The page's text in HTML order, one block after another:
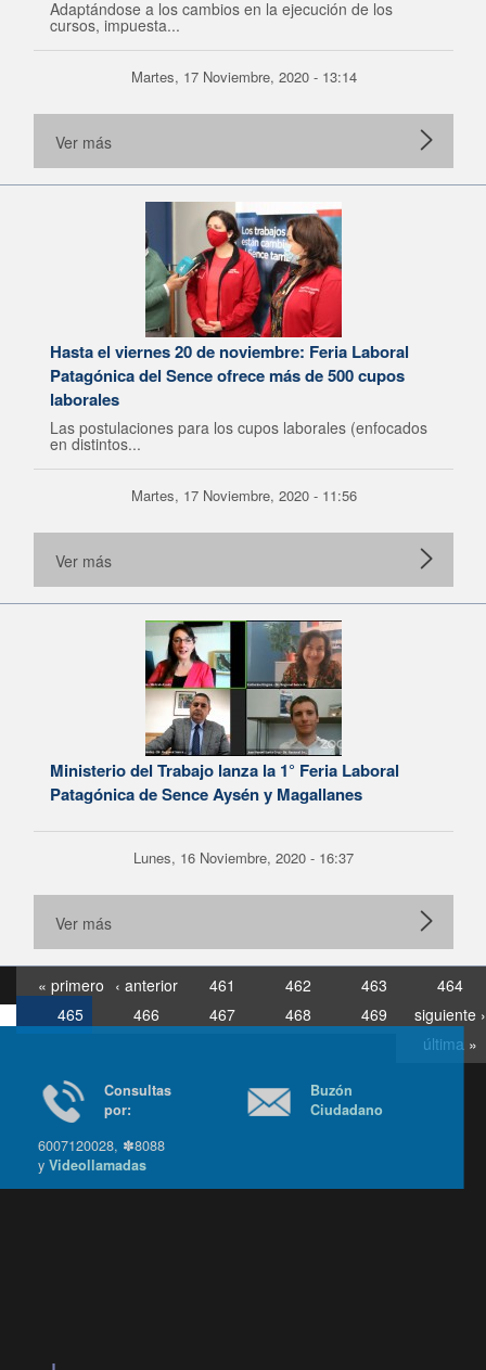
Adaptándose a los cambios en la ejecución de los
cursos, impuesta...
Martes, 17 Noviembre, 2020 - 13:14
Ver más
Hasta el viernes 20 de noviembre: Feria Laboral
Patagónica del Sence ofrece más de 500 cupos
laborales
Las postulaciones para los cupos laborales (enfocados
en distintos...
Martes, 17 Noviembre, 2020 - 11:56
Ver más
Ministerio del Trabajo lanza la 1° Feria Laboral
Patagónica de Sence Aysén y Magallanes
Lunes, 16 Noviembre, 2020 - 16:37
Ver más
« primero ‹ anterior 461 462 463
464
465
466 467 468 469
siguiente ›
última »
Consultas
por:
6007120028, ✽8088
yVideollamadas
Buzón
Ciudadano